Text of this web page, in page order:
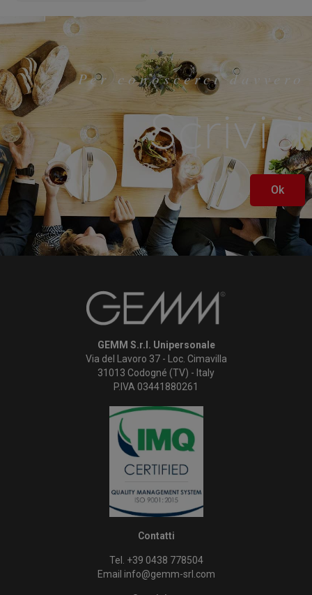
Per conoscerci davvero
Scrivici
Ok
GEMM S.r.l. Unipersonale
Via del Lavoro 37 - Loc. Cimavilla
31013 Codogné (TV) - Italy
P.IVA 03441880261
Contatti
Tel. +39 0438 778504
Email info@gemm-srl.com